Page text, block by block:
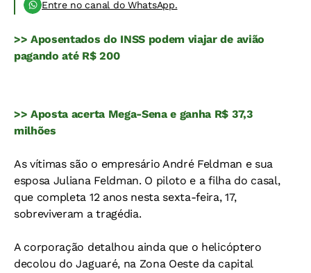
Entre no canal do WhatsApp.
>> Aposentados do INSS podem viajar de avião
pagando até R$ 200
>> Aposta acerta Mega-Sena e ganha R$ 37,3
milhões
As vítimas são o empresário André Feldman e sua
esposa Juliana Feldman. O piloto e a filha do casal,
que completa 12 anos nesta sexta-feira, 17,
sobreviveram a tragédia.
A corporação detalhou ainda que o helicóptero
decolou do Jaguaré, na Zona Oeste da capital